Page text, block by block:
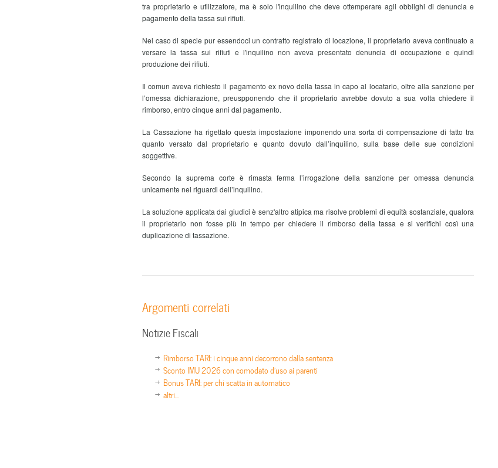
tra proprietario e utilizzatore, ma è solo l'inquilino che deve ottemperare agli obblighi di denuncia e
pagamento della tassa sui rifiuti.
Nel caso di specie pur essendoci un contratto registrato di locazione, il proprietario aveva continuato a
versare la tassa sui rifiuti e l'inquilino non aveva presentato denuncia di occupazione e quindi
produzione dei rifiuti.
Il comun aveva richiesto il pagamento ex novo della tassa in capo al locatario, oltre alla sanzione per
l’omessa dichiarazione, preuspponendo che il proprietario avrebbe dovuto a sua volta chiedere il
rimborso, entro cinque anni dal pagamento.
La Cassazione ha rigettato questa impostazione imponendo una sorta di compensazione di fatto tra
quanto versato dal proprietario e quanto dovuto dall’inquilino, sulla base delle sue condizioni
soggettive.
Secondo la suprema corte è rimasta ferma l’irrogazione della sanzione per omessa denuncia
unicamente nei riguardi dell’inquilino.
La soluzione applicata dai giudici è senz'altro atipica ma risolve problemi di equità sostanziale, qualora
il proprietario non fosse più in tempo per chiedere il rimborso della tassa e si verifichi così una
duplicazione di tassazione.
Argomenti correlati
Notizie Fiscali
Rimborso TARI: i cinque anni decorrono dalla sentenza
Sconto IMU 2026 con comodato d’uso ai parenti
Bonus TARI: per chi scatta in automatico
altri...